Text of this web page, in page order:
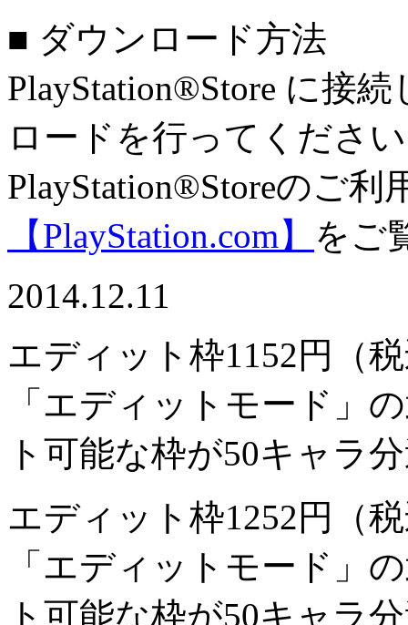
■ ダウンロード方法
PlayStation®Store に接
ロードを行ってくださ
PlayStation®Storeのご利
【PlayStation.com】 をご
2014.12.11
エディット枠1152円（
「エディットモード」
ト可能な枠が50キャラ
エディット枠1252円（
「エディットモード」
ト可能な枠が50キャラ